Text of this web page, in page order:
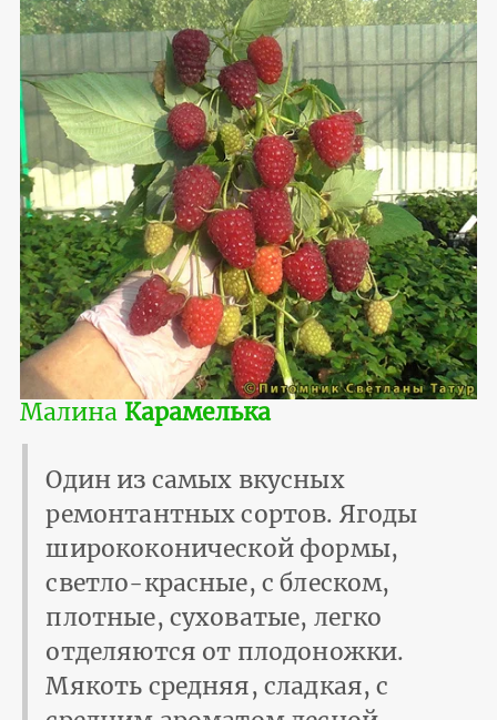
Малина Карамелька
Один из самых вкусных
ремонтантных сортов. Ягоды
ширококонической формы,
светло-красные, с блеском,
плотные, суховатые, легко
отделяются от плодоножки.
Мякоть средняя, сладкая, с